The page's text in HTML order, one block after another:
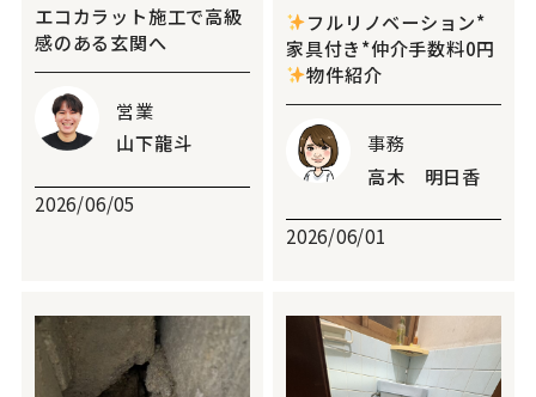
エコカラット施工で高級
感のある玄関へ
営業
山下龍斗
2026/06/05
フルリノベーション*
家具付き*仲介手数料0円
物件紹介
事務
高木 明日香
2026/06/01